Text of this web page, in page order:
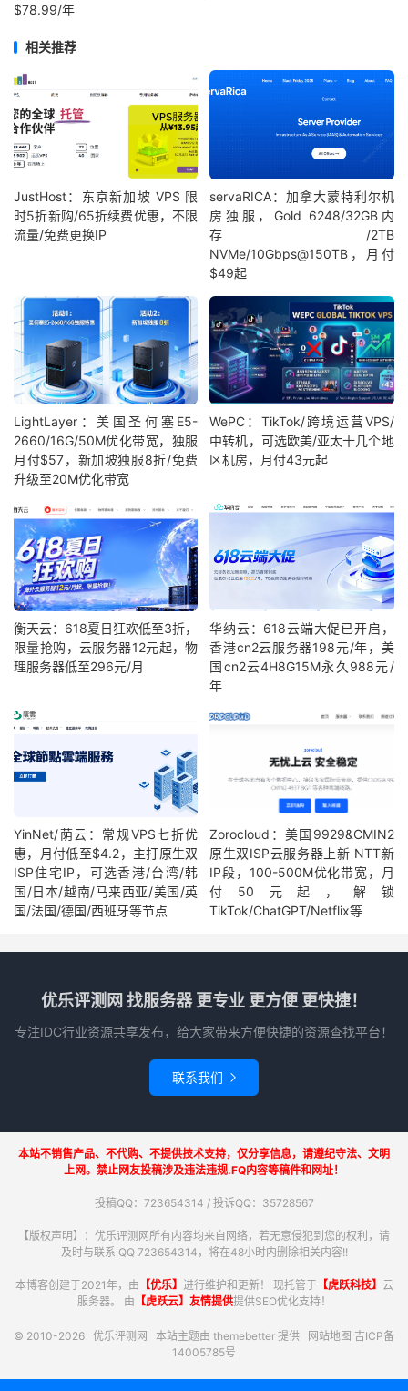
$78.99/年
相关推荐
JustHost：东京新加坡 VPS 限
时5折新购/65折续费优惠，不限
流量/免费更换IP
servaRICA：加拿大蒙特利尔机
房独服，Gold 6248/32GB内
存/2TB
NVMe/10Gbps@150TB，月付
$49起
LightLayer：美国圣何塞E5-
2660/16G/50M优化带宽，独服
月付$57，新加坡独服8折/免费
升级至20M优化带宽
WePC：TikTok/跨境运营VPS/
中转机，可选欧美/亚太十几个地
区机房，月付43元起
衡天云：618夏日狂欢低至3折，
限量抢购，云服务器12元起，物
理服务器低至296元/月
华纳云：618云端大促已开启，
香港cn2云服务器198元/年，美
国cn2云4H8G15M永久988元/
年
YinNet/荫云：常规VPS七折优
惠，月付低至$4.2，主打原生双
ISP住宅IP，可选香港/台湾/韩
国/日本/越南/马来西亚/美国/英
国/法国/德国/西班牙等节点
Zorocloud：美国9929&CMIN2
原生双ISP云服务器上新 NTT新
IP段，100-500M优化带宽，月
付50元起，解锁
TikTok/ChatGPT/Netflix等
优乐评测网 找服务器 更专业 更方便 更快捷！
专注IDC行业资源共享发布，给大家带来方便快捷的资源查找平台！
联系我们 
本站不销售产品、不代购、不提供技术支持，仅分享信息，请遵纪守法、文明
上网。禁止网友投稿涉及违法违规.FQ内容等稿件和网址！
投稿QQ：723654314 / 投诉QQ：35728567
【版权声明】：优乐评测网所有内容均来自网络，若无意侵犯到您的权利，请
及时与联系 QQ 723654314，将在48小时内删除相关内容!!
本博客创建于2021年，由 【优乐】 进行维护和更新！ 现托管于【虎跃科技】 云
服务器。 由 【虎跃云】友情提供提供SEO优化支持！
© 2010-2026 优乐评测网 本站主题由 themebetter 提供 网站地图 吉ICP备
14005785号